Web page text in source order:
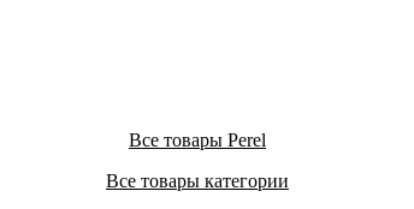
Все товары Perel
Все товары категории